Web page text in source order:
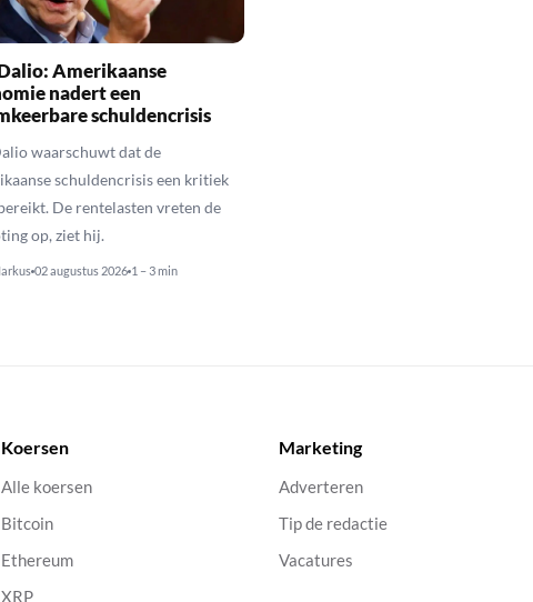
Amerikaanse
nadert een
schuldencrisis
waarschuwt dat de
schuldencrisis een kritiek
De rentelasten vreten de
op, ziet hij.
02 augustus 2026 1 – 3 min
Koersen
Alle koersen
Bitcoin
Ethereum
XRP
Marketing
Adverteren
Tip de redactie
Vacatures